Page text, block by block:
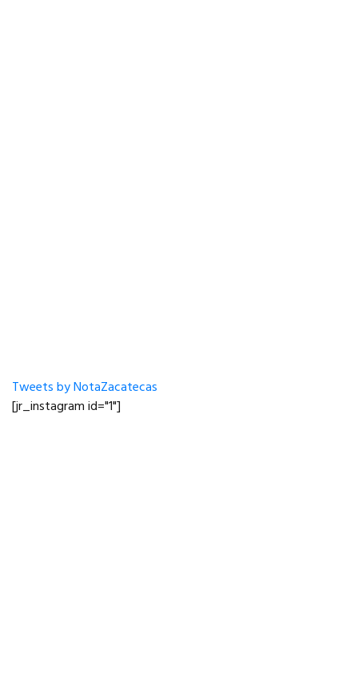
Tweets by NotaZacatecas
[jr_instagram id="1"]